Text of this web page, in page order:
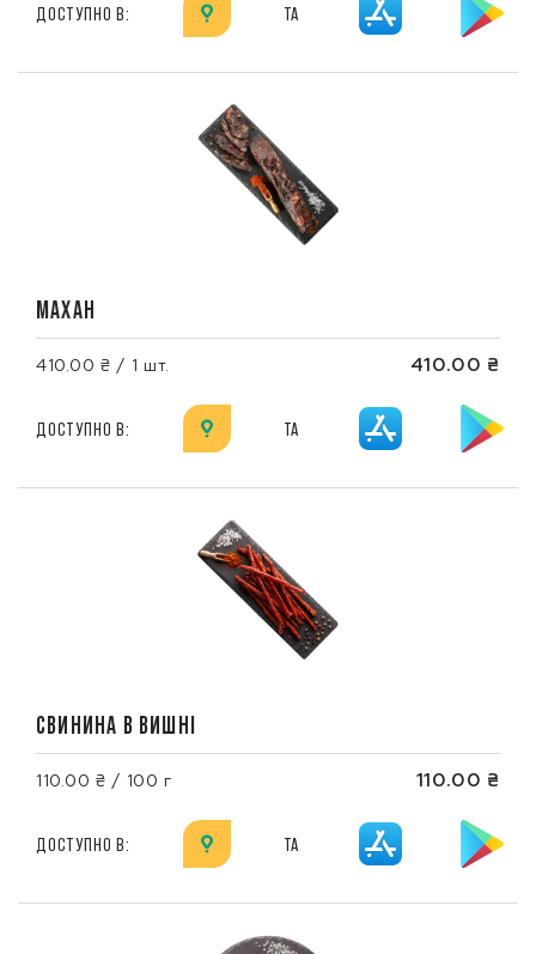
ДОСТУПНО В: ТА
МАХАН
410.00 ₴ / 1 шт. 410.00 ₴
ДОСТУПНО В: ТА
СВИНИНА В ВИШНІ
110.00 ₴ / 100 г 110.00 ₴
ДОСТУПНО В: ТА